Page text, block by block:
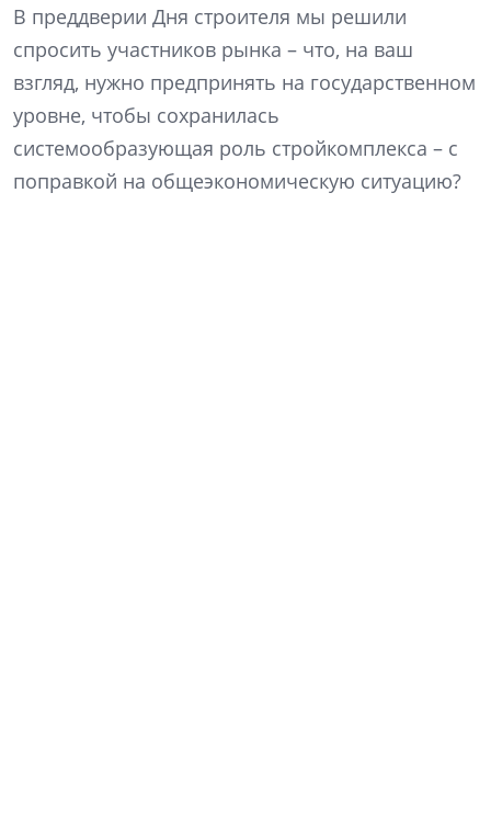
В преддверии Дня строителя мы решили
спросить участников рынка – что, на ваш
взгляд, нужно предпринять на государственном
уровне, чтобы сохранилась
системообразующая роль стройкомплекса – с
поправкой на общеэкономическую ситуацию?